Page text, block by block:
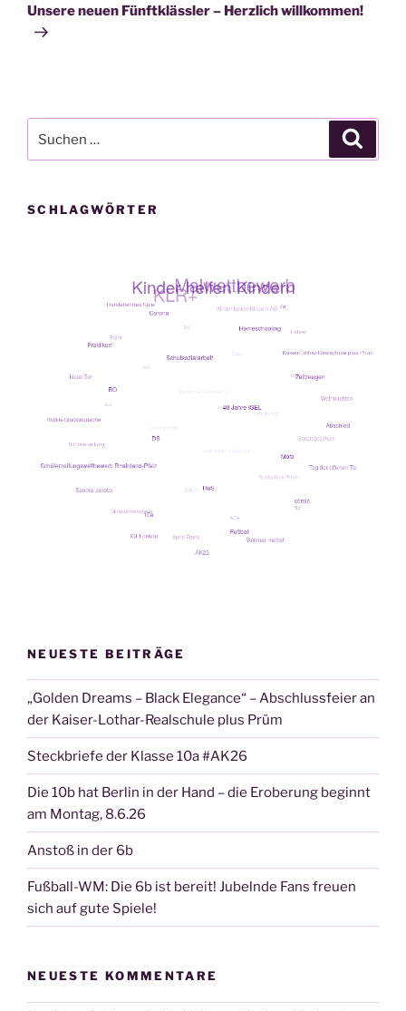
Beitrag
Unsere neuen Fünftklässler – Herzlich willkommen!
nach:
SCHLAGWÖRTER
NEUESTE BEITRÄGE
„Golden Dreams – Black Elegance“ – Abschlussfeier an
der Kaiser-Lothar-Realschule plus Prüm
Steckbriefe der Klasse 10a #AK26
Die 10b hat Berlin in der Hand – die Eroberung beginnt
am Montag, 8.6.26
Anstoß in der 6b
Fußball-WM: Die 6b ist bereit! Jubelnde Fans freuen
sich auf gute Spiele!
NEUESTE KOMMENTARE